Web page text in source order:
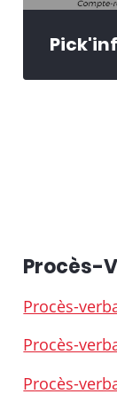
Procès-
Procès-
Procès-
Procès-